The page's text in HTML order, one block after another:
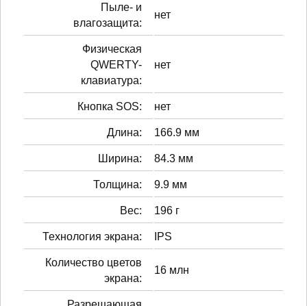
Пыле- и
влагозащита:
нет
Физическая
QWERTY-
клавиатура:
нет
Кнопка SOS: нет
Длина: 166.9 мм
Ширина: 84.3 мм
Толщина: 9.9 мм
Вес: 196 г
Технология экрана: IPS
Количество цветов
экрана:
16 млн